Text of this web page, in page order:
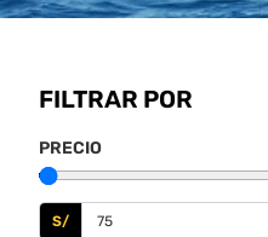
FILTRAR POR
PRECIO
S/